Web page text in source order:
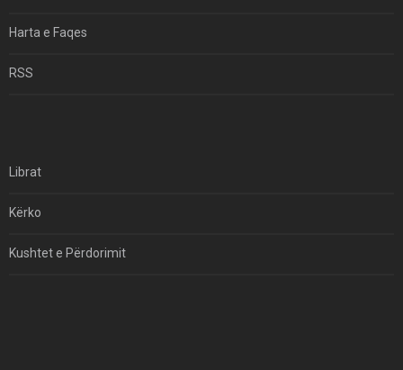
Harta e Faqes
RSS
Librat
Kërko
Kushtet e Përdorimit